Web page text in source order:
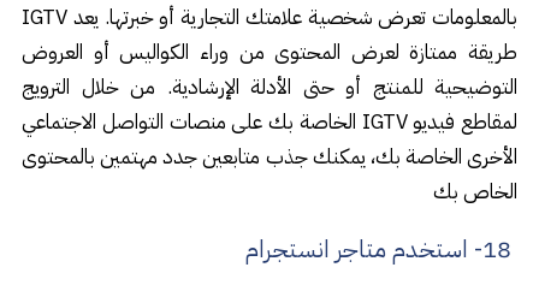
بالمعلومات تعرض شخصية علامتك التجارية أو خبرتها. يعد IGTV
طريقة ممتازة لعرض المحتوى من وراء الكواليس أو العروض
التوضيحية للمنتج أو حتى الأدلة الإرشادية. من خلال الترويج
لمقاطع فيديو IGTV الخاصة بك على منصات التواصل الاجتماعي
الأخرى الخاصة بك، يمكنك جذب متابعين جدد مهتمين بالمحتوى
الخاص بك